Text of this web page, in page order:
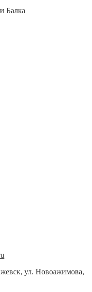
Балка
ул. Новоажимова,